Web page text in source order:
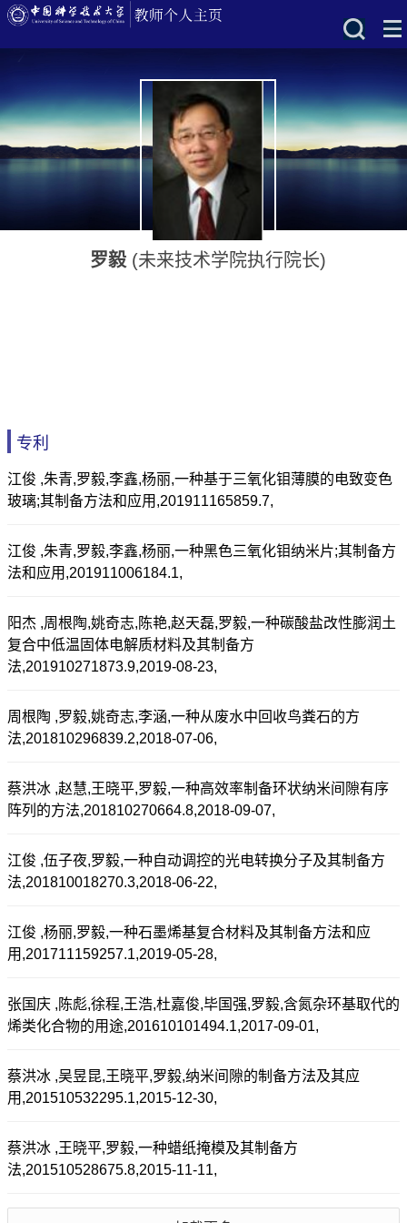
罗毅(未来技术学院执行院长)
专利
江俊 ,朱青,罗毅,李鑫,杨丽,一种基于三氧化钼薄膜的电致变色
玻璃;其制备方法和应用,201911165859.7,
江俊 ,朱青,罗毅,李鑫,杨丽,一种黑色三氧化钼纳米片;其制备方
法和应用,201911006184.1,
阳杰 ,周根陶,姚奇志,陈艳,赵天磊,罗毅,一种碳酸盐改性膨润土
复合中低温固体电解质材料及其制备方
法,201910271873.9,2019-08-23,
周根陶 ,罗毅,姚奇志,李涵,一种从废水中回收鸟粪石的方
法,201810296839.2,2018-07-06,
蔡洪冰 ,赵慧,王晓平,罗毅,一种高效率制备环状纳米间隙有序
阵列的方法,201810270664.8,2018-09-07,
江俊 ,伍子夜,罗毅,一种自动调控的光电转换分子及其制备方
法,201810018270.3,2018-06-22,
江俊 ,杨丽,罗毅,一种石墨烯基复合材料及其制备方法和应
用,201711159257.1,2019-05-28,
张国庆 ,陈彪,徐程,王浩,杜嘉俊,毕国强,罗毅,含氮杂环基取代的
烯类化合物的用途,201610101494.1,2017-09-01,
蔡洪冰 ,吴昱昆,王晓平,罗毅,纳米间隙的制备方法及其应
用,201510532295.1,2015-12-30,
蔡洪冰 ,王晓平,罗毅,一种蜡纸掩模及其制备方
法,201510528675.8,2015-11-11,